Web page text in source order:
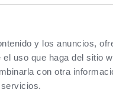
y los anuncios,
uso que haga del sitio
con otra
contrato de mantenimiento en
sin ningún tipo de
sobre Ofimedic a partir de